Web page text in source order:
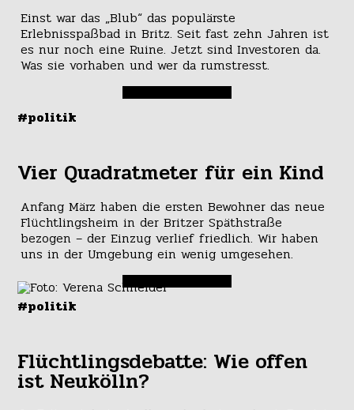
Einst war das „Blub“ das populärste
Erlebnisspaßbad in Britz. Seit fast zehn Jahren ist
es nur noch eine Ruine. Jetzt sind Investoren da.
Was sie vorhaben und wer da rumstresst.
#politik
Vier Quadratmeter für ein Kind
Anfang März haben die ersten Bewohner das neue
Flüchtlingsheim in der Britzer Späthstraße
bezogen – der Einzug verlief friedlich. Wir haben
uns in der Umgebung ein wenig umgesehen.
#politik
Flüchtlingsdebatte: Wie offen
ist Neukölln?